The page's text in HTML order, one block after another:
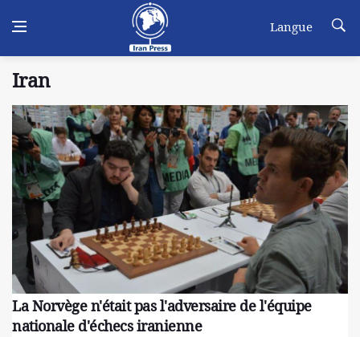
Langue
Iran
La Norvège n'était pas l'adversaire de l'équipe
nationale d'échecs iranienne